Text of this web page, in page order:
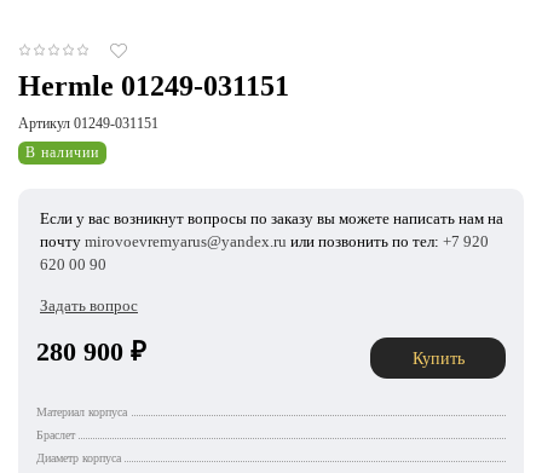
Hermle 01249-031151
Артикул 01249-031151
В наличии
Если у вас возникнут вопросы по заказу вы можете написать нам на
почту mirovoevremyarus@yandex.ru или позвонить по тел: +7 920
620 00 90
Задать вопрос
280 900 ₽ Купить
Материал корпуса
Браслет
Диаметр корпуса